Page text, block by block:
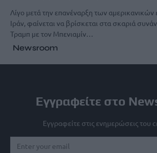
Λίγο μετά την επανέναρξη των αμερικανικών
Ιράν, φαίνεται να βρίσκεται στα σκαριά
Τραμπ με τον Μπενιαμίν…
Newsroom
Εγγραφείτε στο
Εγγραφείτε στις ενημερώσεις του